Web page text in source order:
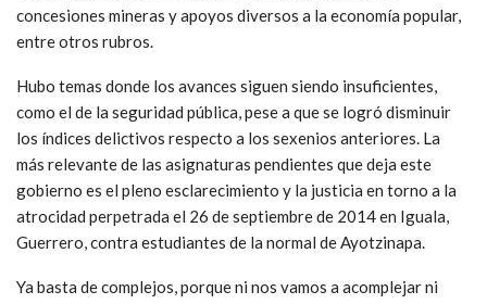
concesiones mineras y apoyos diversos a la economía popular,
entre otros rubros.
Hubo temas donde los avances siguen siendo insuficientes,
como el de la seguridad pública, pese a que se logró disminuir
los índices delictivos respecto a los sexenios anteriores. La
más relevante de las asignaturas pendientes que deja este
gobierno es el pleno esclarecimiento y la justicia en torno a la
atrocidad perpetrada el 26 de septiembre de 2014 en Iguala,
Guerrero, contra estudiantes de la normal de Ayotzinapa.
Ya basta de complejos, porque ni nos vamos a acomplejar ni